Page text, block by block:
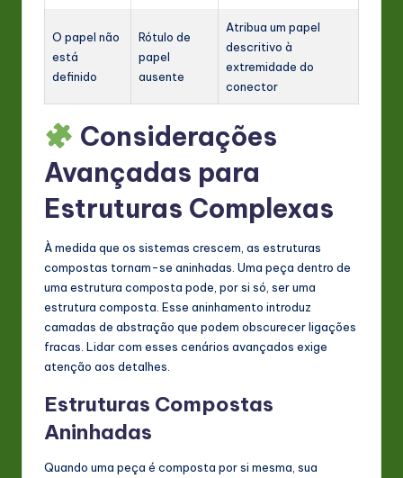
O papel não
está
definido
Rótulo de
papel
ausente
Atribua um papel
descritivo à
extremidade do
conector
Considerações
Avançadas para
Estruturas Complexas
À medida que os sistemas crescem, as estruturas
compostas tornam-se aninhadas. Uma peça dentro de
uma estrutura composta pode, por si só, ser uma
estrutura composta. Esse aninhamento introduz
camadas de abstração que podem obscurecer ligações
fracas. Lidar com esses cenários avançados exige
atenção aos detalhes.
Estruturas Compostas
Aninhadas
Quando uma peça é composta por si mesma, sua